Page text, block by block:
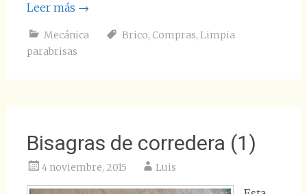
Leer más →
Mecánica Brico, Compras, Limpia
parabrisas
Bisagras de corredera (1)
4 noviembre, 2015 Luis